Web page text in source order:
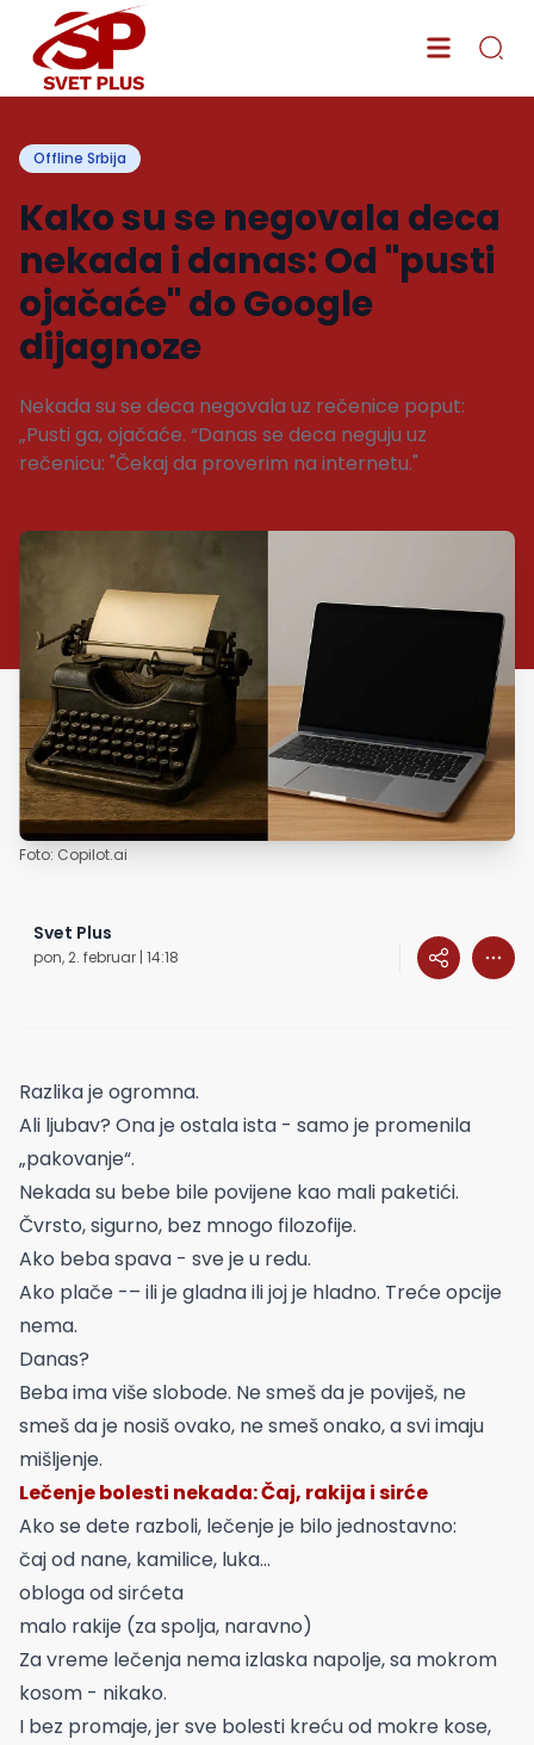
Offline Srbija
Kako su se negovala deca
nekada i danas: Od "pusti
ojačaće" do Google
dijagnoze
Nekada su se deca negovala uz rečenice poput:
„Pusti ga, ojačaće. “Danas se deca neguju uz
rečenicu: "Čekaj da proverim na internetu."
Foto: Copilot.ai
Svet Plus
pon, 2. februar | 14:18
Razlika je ogromna.
Ali ljubav? Ona je ostala ista - samo je promenila
„pakovanje“.
Nekada su bebe bile povijene kao mali paketići.
Čvrsto, sigurno, bez mnogo filozofije.
Ako beba spava - sve je u redu.
Ako plače -– ili je gladna ili joj je hladno. Treće opcije
nema.
Danas?
Beba ima više slobode. Ne smeš da je poviješ, ne
smeš da je nosiš ovako, ne smeš onako, a svi imaju
mišljenje.
Lečenje bolesti nekada: Čaj, rakija i sirće
Ako se dete razboli, lečenje je bilo jednostavno:
čaj od nane, kamilice, luka…
obloga od sirćeta
malo rakije (za spolja, naravno)
Za vreme lečenja nema izlaska napolje, sa mokrom
kosom - nikako.
I bez promaje, jer sve bolesti kreću od mokre kose,